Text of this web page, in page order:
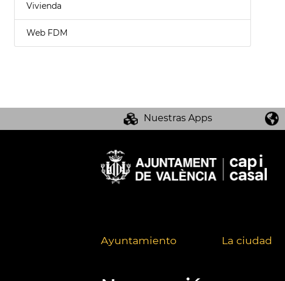
Vivienda
Web FDM
Nuestras Apps
Ayuntamiento La ciudad